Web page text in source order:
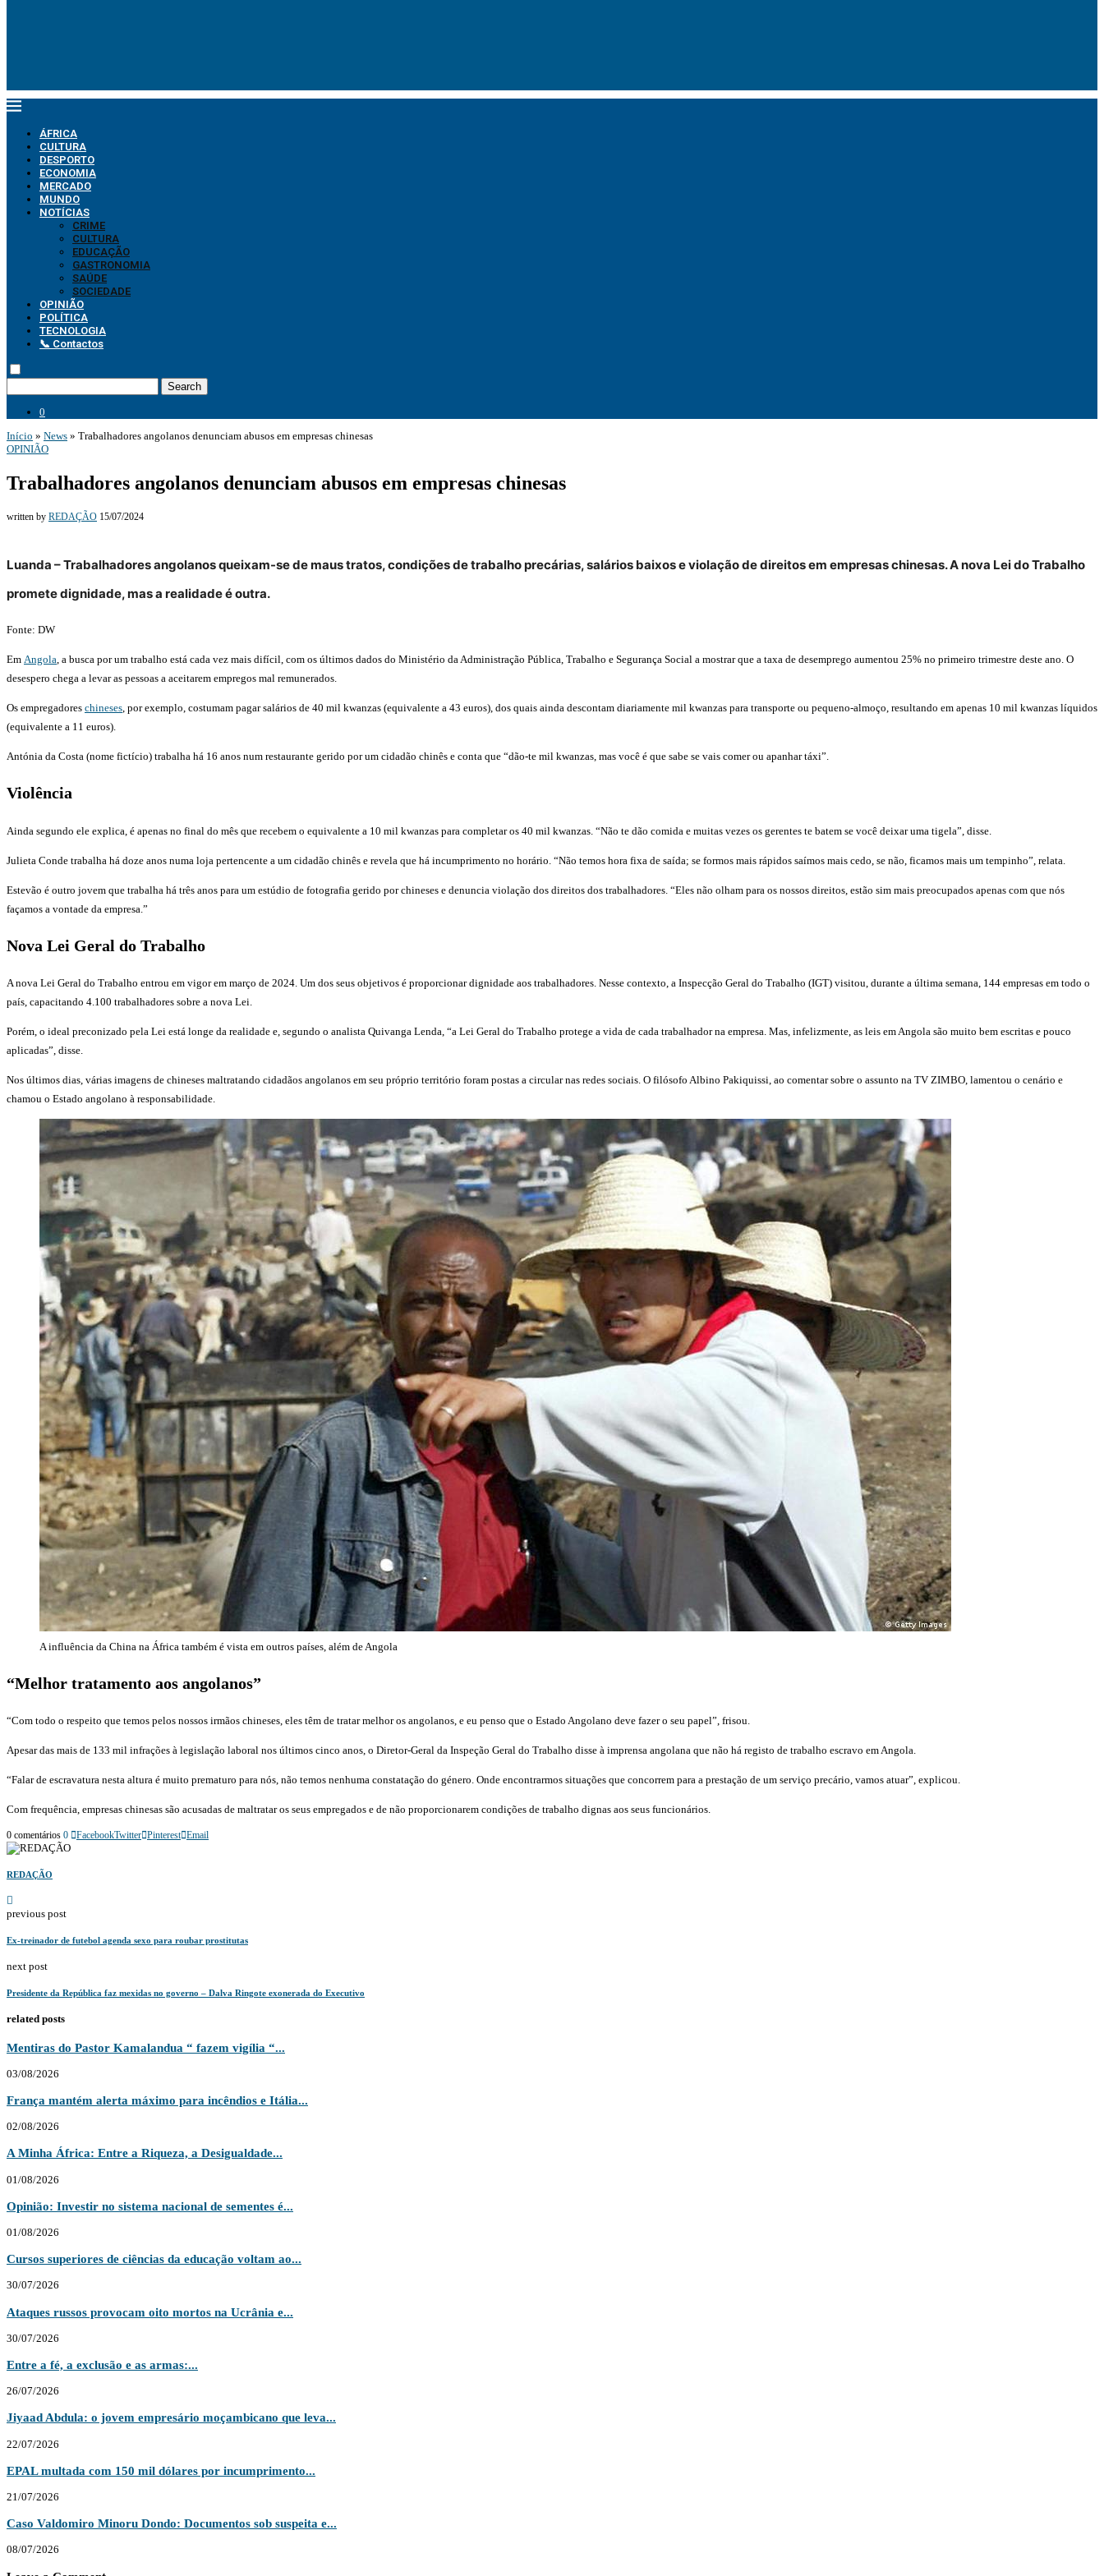
ÁFRICA
CULTURA
DESPORTO
ECONOMIA
MERCADO
MUNDO
NOTÍCIAS
CRIME
CULTURA
EDUCAÇÃO
GASTRONOMIA
SAÚDE
SOCIEDADE
OPINIÃO
POLÍTICA
TECNOLOGIA
📞 Contactos
Search
0
Início » News » Trabalhadores angolanos denunciam abusos em empresas chinesas
OPINIÃO
Trabalhadores angolanos denunciam abusos em empresas chinesas
written by REDAÇÃO 15/07/2024
Luanda – Trabalhadores angolanos queixam-se de maus tratos, condições de trabalho precárias, salários baixos e violação de direitos em empresas chinesas. A nova Lei do Trabalho
promete dignidade, mas a realidade é outra.
Fonte: DW
Em Angola, a busca por um trabalho está cada vez mais difícil, com os últimos dados do Ministério da Administração Pública, Trabalho e Segurança Social a mostrar que a taxa de desemprego aumentou 25% no primeiro trimestre deste ano. O
desespero chega a levar as pessoas a aceitarem empregos mal remunerados.
Os empregadores chineses, por exemplo, costumam pagar salários de 40 mil kwanzas (equivalente a 43 euros), dos quais ainda descontam diariamente mil kwanzas para transporte ou pequeno-almoço, resultando em apenas 10 mil kwanzas líquidos
(equivalente a 11 euros).
Antónia da Costa (nome fictício) trabalha há 16 anos num restaurante gerido por um cidadão chinês e conta que “dão-te mil kwanzas, mas você é que sabe se vais comer ou apanhar táxi”.
Violência
Ainda segundo ele explica, é apenas no final do mês que recebem o equivalente a 10 mil kwanzas para completar os 40 mil kwanzas. “Não te dão comida e muitas vezes os gerentes te batem se você deixar uma tigela”, disse.
Julieta Conde trabalha há doze anos numa loja pertencente a um cidadão chinês e revela que há incumprimento no horário. “Não temos hora fixa de saída; se formos mais rápidos saímos mais cedo, se não, ficamos mais um tempinho”, relata.
Estevão é outro jovem que trabalha há três anos para um estúdio de fotografia gerido por chineses e denuncia violação dos direitos dos trabalhadores. “Eles não olham para os nossos direitos, estão sim mais preocupados apenas com que nós
façamos a vontade da empresa.”
Nova Lei Geral do Trabalho
A nova Lei Geral do Trabalho entrou em vigor em março de 2024. Um dos seus objetivos é proporcionar dignidade aos trabalhadores. Nesse contexto, a Inspecção Geral do Trabalho (IGT) visitou, durante a última semana, 144 empresas em todo o
país, capacitando 4.100 trabalhadores sobre a nova Lei.
Porém, o ideal preconizado pela Lei está longe da realidade e, segundo o analista Quivanga Lenda, “a Lei Geral do Trabalho protege a vida de cada trabalhador na empresa. Mas, infelizmente, as leis em Angola são muito bem escritas e pouco
aplicadas”, disse.
Nos últimos dias, várias imagens de chineses maltratando cidadãos angolanos em seu próprio território foram postas a circular nas redes sociais. O filósofo Albino Pakiquissi, ao comentar sobre o assunto na TV ZIMBO, lamentou o cenário e
chamou o Estado angolano à responsabilidade.
A influência da China na África também é vista em outros países, além de Angola
“Melhor tratamento aos angolanos”
“Com todo o respeito que temos pelos nossos irmãos chineses, eles têm de tratar melhor os angolanos, e eu penso que o Estado Angolano deve fazer o seu papel”, frisou.
Apesar das mais de 133 mil infrações à legislação laboral nos últimos cinco anos, o Diretor-Geral da Inspeção Geral do Trabalho disse à imprensa angolana que não há registo de trabalho escravo em Angola.
“Falar de escravatura nesta altura é muito prematuro para nós, não temos nenhuma constatação do género. Onde encontrarmos situações que concorrem para a prestação de um serviço precário, vamos atuar”, explicou.
Com frequência, empresas chinesas são acusadas de maltratar os seus empregados e de não proporcionarem condições de trabalho dignas aos seus funcionários.
0 comentários 0 FacebookTwitter Pinterest Email
REDAÇÃO
previous post
Ex-treinador de futebol agenda sexo para roubar prostitutas
next post
Presidente da República faz mexidas no governo – Dalva Ringote exonerada do Executivo
related posts
Mentiras do Pastor Kamalandua “ fazem vigília “...
03/08/2026
França mantém alerta máximo para incêndios e Itália...
02/08/2026
A Minha África: Entre a Riqueza, a Desigualdade...
01/08/2026
Opinião: Investir no sistema nacional de sementes é...
01/08/2026
Cursos superiores de ciências da educação voltam ao...
30/07/2026
Ataques russos provocam oito mortos na Ucrânia e...
30/07/2026
Entre a fé, a exclusão e as armas:...
26/07/2026
Jiyaad Abdula: o jovem empresário moçambicano que leva...
22/07/2026
EPAL multada com 150 mil dólares por incumprimento...
21/07/2026
Caso Valdomiro Minoru Dondo: Documentos sob suspeita e...
08/07/2026